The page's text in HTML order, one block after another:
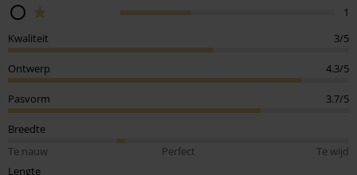
1
Kwaliteit
3/5
Ontwerp 4.3/5
Pasvorm 3.7/5
Breedte
Te nauw
Perfect
Te wijd
Lengte